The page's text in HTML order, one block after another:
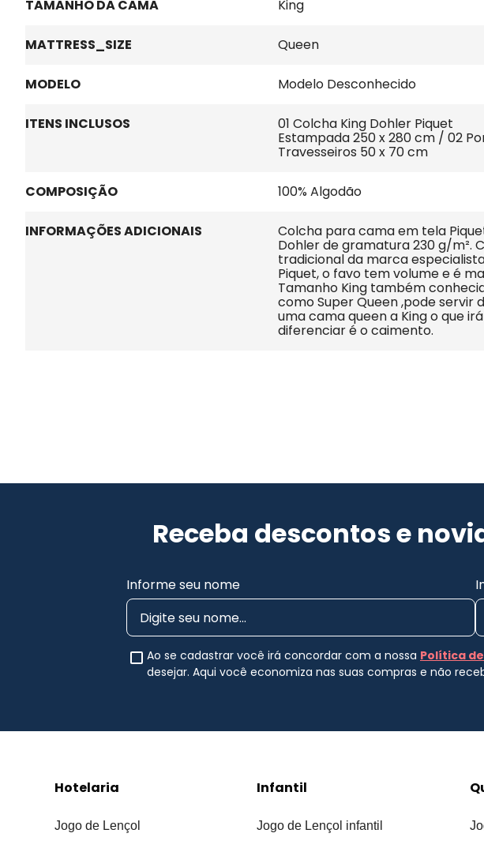
TAMANHO DA CAMA King
MATTRESS_SIZE Queen
MODELO Modelo Desconhecido
ITENS INCLUSOS 01 Colcha King Dohler Piquet
Estampada 250 x 280 cm / 02
Travesseiros 50 x 70 cm
COMPOSIÇÃO 100% Algodão
INFORMAÇÕES ADICIONAIS Colcha para cama em tela
Dohler de gramatura 230 g/m².
tradicional da marca
Piquet, o favo tem volume e é
Tamanho King também
como Super Queen ,pode servir
uma cama queen a King o que irá
diferenciar é o caimento.
Receba descontos e
Informe seu nome
Ao se cadastrar você irá concordar com a nossa Política
desejar. Aqui você economiza nas suas compras e não
Hotelaria
Jogo de Lençol
Infantil
Jogo de Lençol infantil